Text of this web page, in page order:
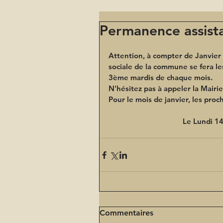
Permanence
Attention, à compter de Janvier
sociale de la commune se fera
3ème mardis de chaque mois.
N'hésitez pas à appeler la
Pour le mois de janvier, les
Le Lundi
Commentaires